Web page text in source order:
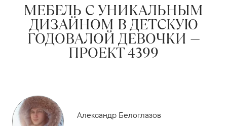
МЕБЕЛЬ С УНИКАЛЬНЫМ
ДИЗАЙНОМ В ДЕТСКУЮ
ГОДОВАЛОЙ ДЕВОЧКИ —
ПРОЕКТ 4399
Александр Белоглазов